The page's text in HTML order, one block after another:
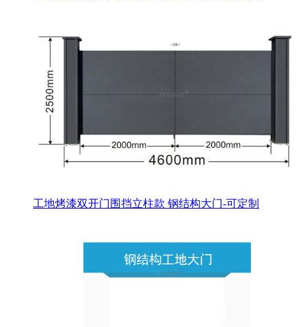
工地烤漆双开门围挡立柱款 钢结构大门-可定制